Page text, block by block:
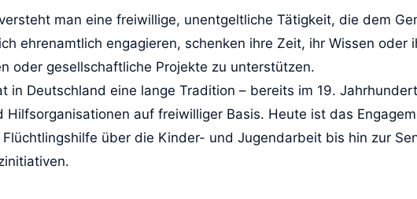
man eine freiwillige, unentgeltliche Tätigkeit, die dem
ehrenamtlich engagieren, schenken ihre Zeit, ihr Wissen oder
oder gesellschaftliche Projekte zu unterstützen.
in Deutschland eine lange Tradition – bereits im 19.
Hilfsorganisationen auf freiwilliger Basis. Heute ist das
über die Kinder- und Jugendarbeit bis hin zur